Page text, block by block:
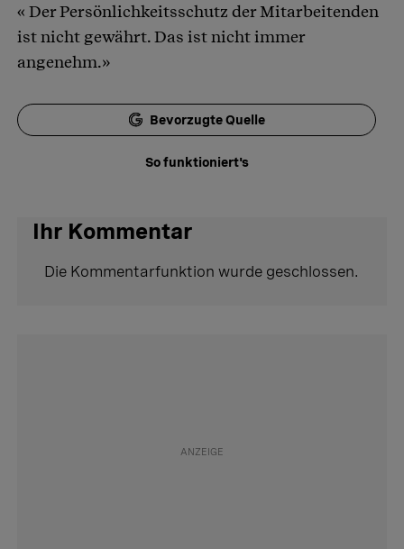
« Der Persönlichkeitsschutz der Mitarbeitenden
ist nicht gewährt. Das ist nicht immer
angenehm.»
Bevorzugte Quelle
So funktioniert's
Ihr Kommentar
Die Kommentarfunktion wurde geschlossen.